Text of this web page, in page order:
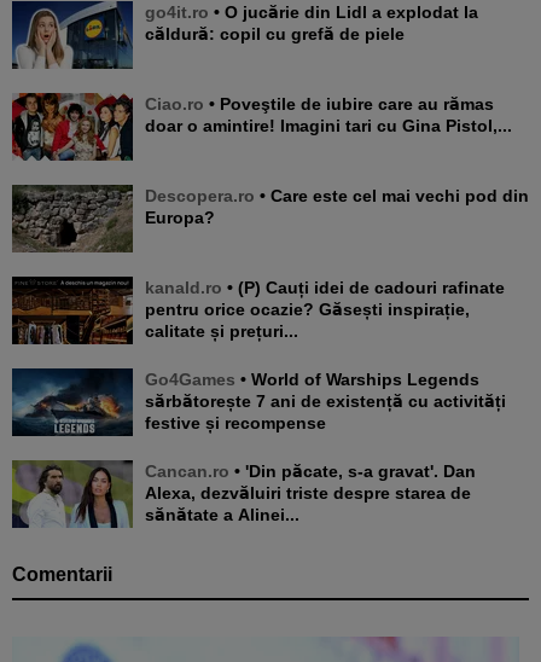
go4it.ro • O jucărie din Lidl a explodat la
căldură: copil cu grefă de piele
Ciao.ro • Poveştile de iubire care au rămas
doar o amintire! Imagini tari cu Gina Pistol,...
Descopera.ro • Care este cel mai vechi pod din
Europa?
kanald.ro • (P) Cauți idei de cadouri rafinate
pentru orice ocazie? Găsești inspirație,
calitate și prețuri...
Go4Games • World of Warships Legends
sărbătorește 7 ani de existență cu activități
festive și recompense
Cancan.ro • 'Din păcate, s-a gravat'. Dan
Alexa, dezvăluiri triste despre starea de
sănătate a Alinei...
Comentarii